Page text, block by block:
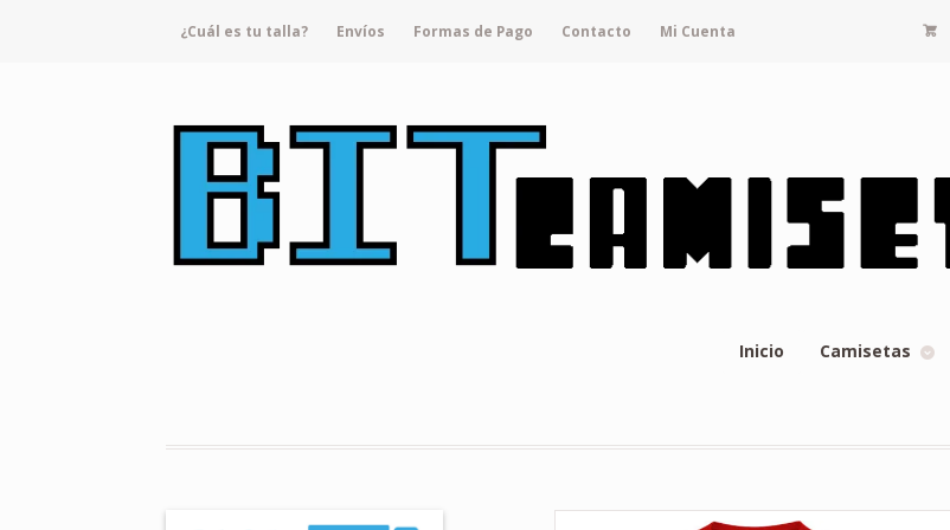
¿Cuál es tu talla? Envíos Formas de Pago Contacto Mi Cuenta
Inicio Camisetas